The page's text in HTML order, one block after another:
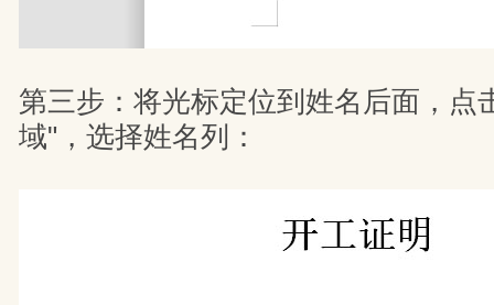
第三步：将光标定位到姓名后面，点
域"，选择姓名列：